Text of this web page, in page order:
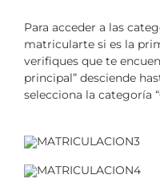
Para acceder a las
matricularte si es la
verifiques que te
principal” desciende
selecciona la categoría